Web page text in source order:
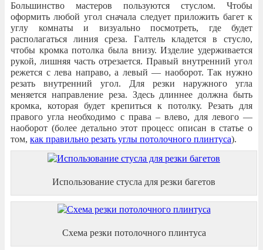
Большинство мастеров пользуются стуслом. Чтобы
оформить любой угол сначала следует приложить багет к
углу комнаты и визуально посмотреть, где будет
располагаться линия среза. Галтель кладется в стусло,
чтобы кромка потолка была внизу. Изделие удерживается
рукой, лишняя часть отрезается. Правый внутренний угол
режется с лева направо, а левый — наоборот. Так нужно
резать внутренний угол. Для резки наружного угла
меняется направление реза. Здесь длиннее должна быть
кромка, которая будет крепиться к потолку. Резать для
правого угла необходимо с права – влево, для левого —
наоборот (более детально этот процесс описан в статье о
том, как правильно резать углы потолочного плинтуса).
Использование стусла для резки багетов
Схема резки потолочного плинтуса